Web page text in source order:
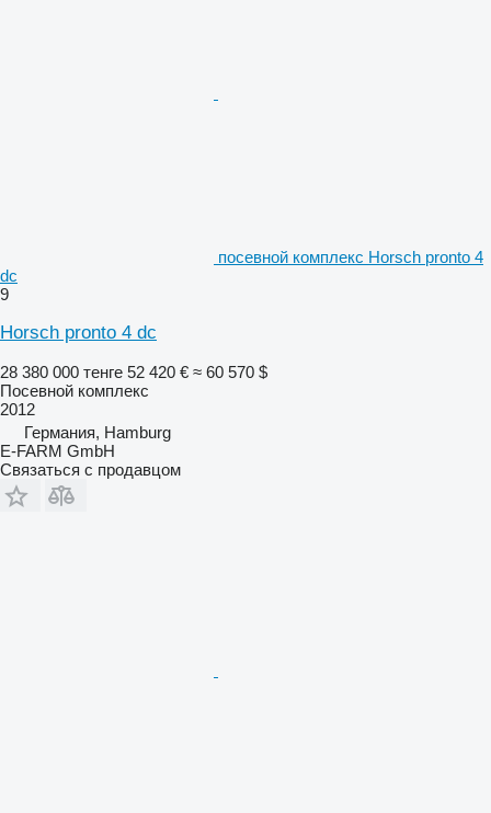
посевной комплекс Horsch pronto 4
dc
9
Horsch pronto 4 dc
28 380 000 тенге 52 420 € ≈ 60 570 $
Посевной комплекс
2012
Германия, Hamburg
E-FARM GmbH
Связаться с продавцом